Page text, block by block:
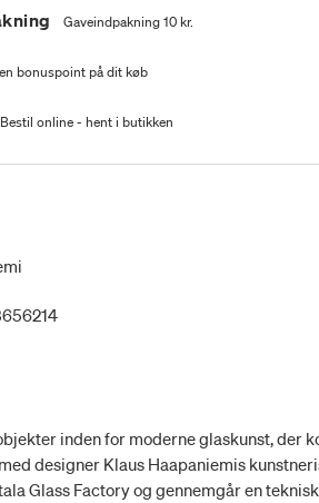
Gaveindpakning 10 kr.
bonuspoint på dit køb
Bestil online - hent i butikken
inden for moderne glaskunst, der
designer Klaus Haapaniemis
Glass Factory og gennemgår en